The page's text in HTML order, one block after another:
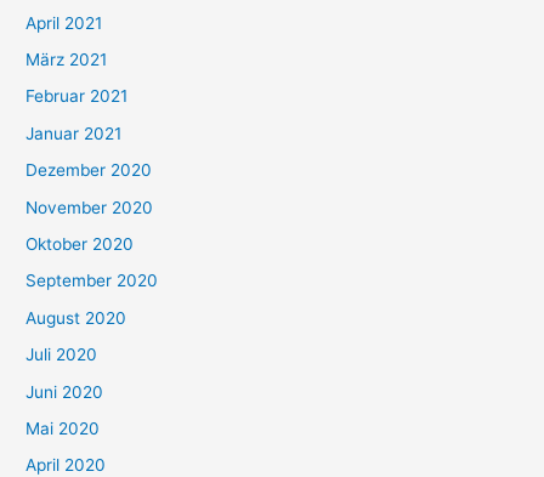
:
April 2021
März 2021
Februar 2021
Januar 2021
Dezember 2020
November 2020
Oktober 2020
September 2020
August 2020
Juli 2020
Juni 2020
Mai 2020
April 2020